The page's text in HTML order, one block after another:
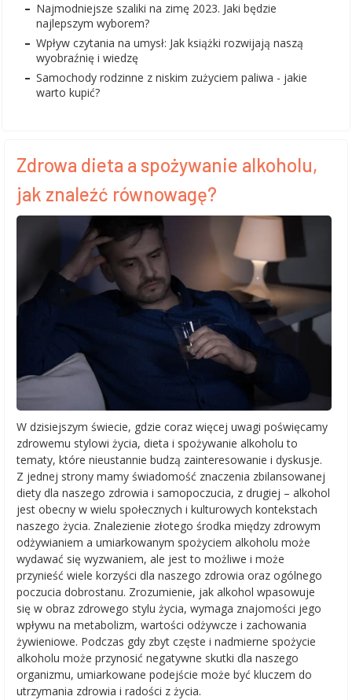
Najmodniejsze szaliki na zimę 2023. Jaki będzie
najlepszym wyborem?
Wpływ czytania na umysł: Jak książki rozwijają naszą
wyobraźnię i wiedzę
Samochody rodzinne z niskim zużyciem paliwa - jakie
warto kupić?
Zdrowa dieta a spożywanie alkoholu,
jak znaleźć równowagę?
W dzisiejszym świecie, gdzie coraz więcej uwagi poświęcamy
zdrowemu stylowi życia, dieta i spożywanie alkoholu to
tematy, które nieustannie budzą zainteresowanie i dyskusje.
Z jednej strony mamy świadomość znaczenia zbilansowanej
diety dla naszego zdrowia i samopoczucia, z drugiej – alkohol
jest obecny w wielu społecznych i kulturowych kontekstach
naszego życia. Znalezienie złotego środka między zdrowym
odżywianiem a umiarkowanym spożyciem alkoholu może
wydawać się wyzwaniem, ale jest to możliwe i może
przynieść wiele korzyści dla naszego zdrowia oraz ogólnego
poczucia dobrostanu. Zrozumienie, jak alkohol wpasowuje
się w obraz zdrowego stylu życia, wymaga znajomości jego
wpływu na metabolizm, wartości odżywcze i zachowania
żywieniowe. Podczas gdy zbyt częste i nadmierne spożycie
alkoholu może przynosić negatywne skutki dla naszego
organizmu, umiarkowane podejście może być kluczem do
utrzymania zdrowia i radości z życia.